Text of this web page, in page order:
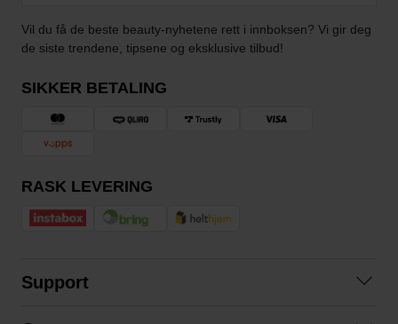
Vil du få de beste beauty-nyhetene rett i innboksen? Vi gir deg
de siste trendene, tipsene og eksklusive tilbud!
SIKKER BETALING
RASK LEVERING
Support